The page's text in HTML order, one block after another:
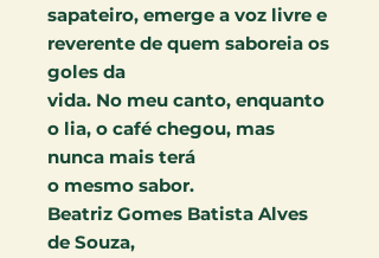
sapateiro, emerge a voz livre e
reverente de quem saboreia os
goles da
vida. No meu canto, enquanto
o lia, o café chegou, mas
nunca mais terá
o mesmo sabor.
Beatriz Gomes Batista Alves
de Souza,